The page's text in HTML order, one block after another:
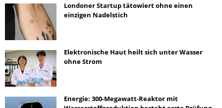
Londoner Startup tätowiert ohne einen
einzigen Nadelstich
Elektronische Haut heilt sich unter Wasser
ohne Strom
Energie: 300-Megawatt-Reaktor mit